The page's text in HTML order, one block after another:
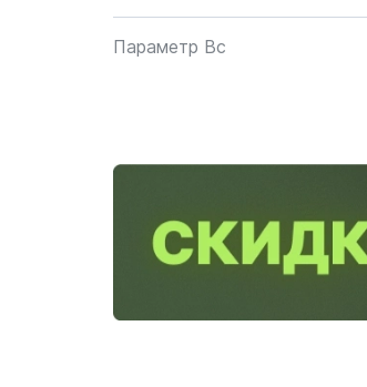
Параметр Bc